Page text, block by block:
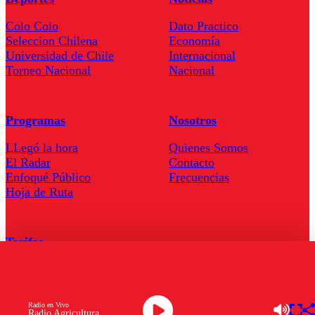
Radio en Vivo
Colo Colo
Seleccion Chilena
Universidad de Chile
Torneo Nacional
Dato Practico
Economía
Internacional
Nacional
Programas
LLegó la hora
El Radar
Enfoqué Público
Hoja de Ruta
Nosotros
Quienes Somos
Contacto
Frecuencias
Tarifas